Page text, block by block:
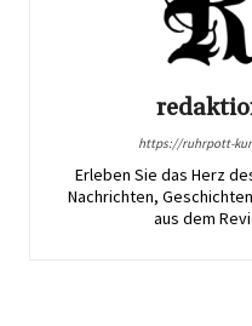
https://ruhrpott-
Erleben Sie das Herz
Nachrichten,
aus dem